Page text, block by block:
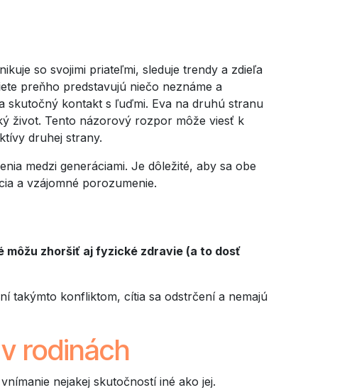
so svojimi priateľmi, sleduje trendy a zdieľa
preňho predstavujú niečo neznáme a
skutočný kontakt s ľuďmi. Eva na druhú stranu
život. Tento názorový rozpor môže viesť k
druhej strany.
medzi generáciami. Je dôležité, aby sa obe
a vzájomné porozumenie.
môžu zhoršiť aj fyzické zdravie (a to dosť
takýmto konfliktom, cítia sa odstrčení a nemajú
rodinách
nejakej skutočností iné ako jej.